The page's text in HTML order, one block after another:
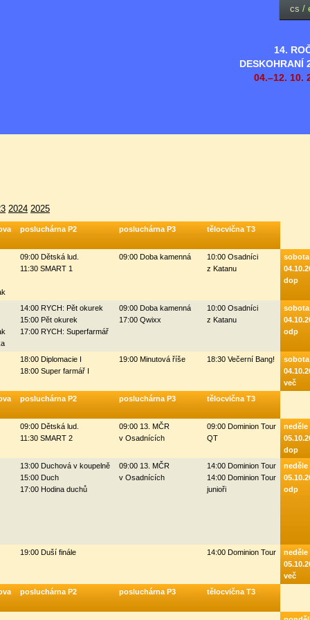
14.
DESKOHRANÍ
04.–12. 10.
cs /
2024 2025
posluchárna P2 posluchárna P3 tělocvična T3
09:00 Dětská lud.
11:30 SMART 1
09:00 Doba kamenná
10:00 Osadníci
z Katanu
sobota
dop
14:00 RYCH: Pět okurek
15:00 Pět okurek
17:00 RYCH: Superfarmář
09:00 Doba kamenná
17:00 Qwixx
10:00 Osadníci
z Katanu
sobota
odp
18:00 Diplomacie I
18:00 Super farmář I
19:00 Minutová říše 18:30 Večerní Bang!
sobota
več
posluchárna P2 posluchárna P3 tělocvična T3
09:00 Dětská lud.
11:30 SMART 2
09:00 13. MČR
v Osadnících
09:00 Dominion Tour
QT
neděle
dop
13:00 Duchová v koupelně
15:00 Duch
17:00 Hodina duchů
09:00 13. MČR
v Osadnících
14:00 Dominion Tour
14:00 Dominion Tour
junioři
neděle
odp
19:00 Duší finále 14:00 Dominion Tour
neděle
več
posluchárna P2 posluchárna P3 tělocvična T3